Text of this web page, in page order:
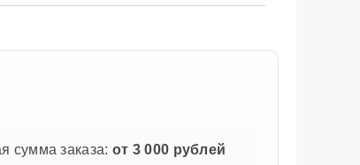
сумма заказа: от 3 000 рублей